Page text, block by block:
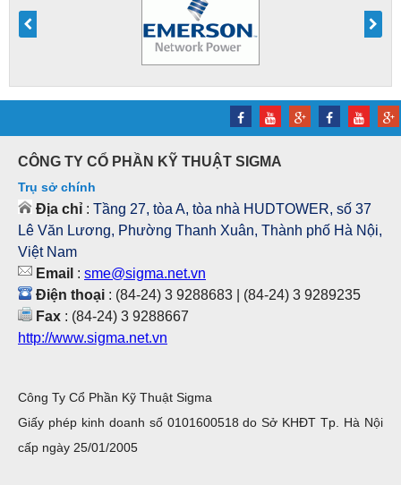
CÔNG TY CỔ PHẦN KỸ THUẬT SIGMA
Trụ sở chính
Địa chỉ : Tầng 27, tòa A, tòa nhà HUDTOWER, số 37
Lê Văn Lương, Phường Thanh Xuân, Thành phố Hà Nội,
Việt Nam
Email : sme@sigma.net.vn
Điện thoại : (84-24) 3 9288683 | (84-24) 3 9289235
Fax : (84-24) 3 9288667
http://www.sigma.net.vn
Công Ty Cổ Phần Kỹ Thuật Sigma
Giấy phép kinh doanh số 0101600518 do Sở KHĐT Tp. Hà Nội
cấp ngày 25/01/2005